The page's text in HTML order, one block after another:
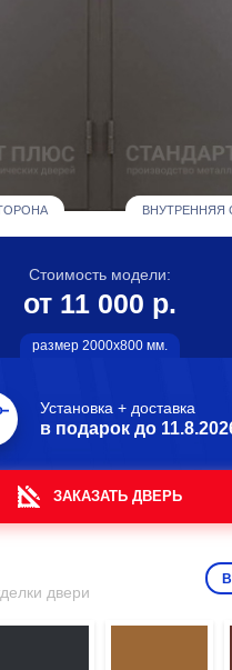
ВНУТРЕННЯЯ
Стоимость модели:
от 11 000 р.
размер 2000х800 мм.
Установка + доставка
в подарок до
ЗАКАЗАТЬ ДВЕРЬ
двери